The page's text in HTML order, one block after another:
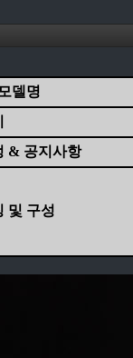
델명
& 공지사항
및 구성